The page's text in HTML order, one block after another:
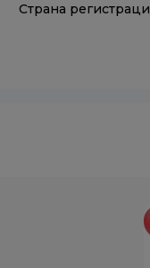
Страна